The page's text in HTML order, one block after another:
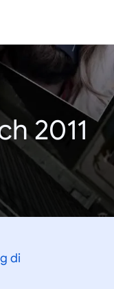
2011
di